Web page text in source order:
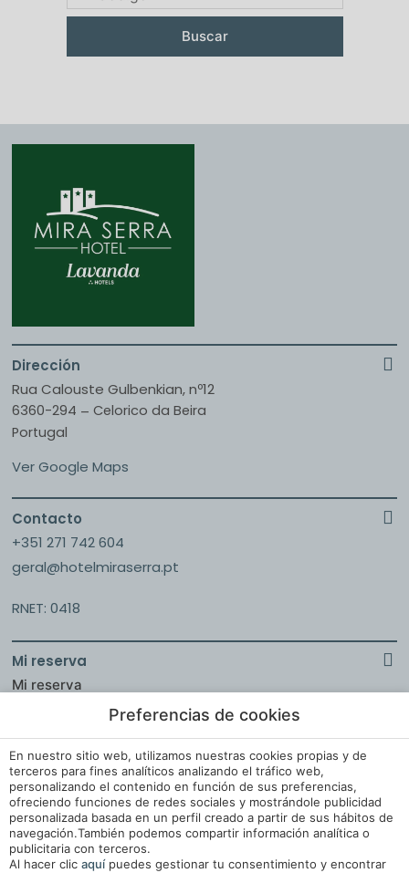
Buscar
Dirección
Rua Calouste Gulbenkian, nº12
6360-294 –Celorico da Beira
Portugal
Ver Google Maps
Contacto
+351 271 742 604
geral@hotelmiraserra.pt
RNET: 0418
Mi reserva
Mi reserva
Aviso Legal
Política de Cookies
Configuración de Cookies
Libro de Reclamaciones
Preferencias de cookies
En nuestro sitio web, utilizamos nuestras cookies propias y de
terceros para fines analíticos analizando el tráfico web,
personalizando el contenido en función de sus preferencias,
ofreciendo funciones de redes sociales y mostrándole publicidad
personalizada basada en un perfil creado a partir de sus hábitos de
navegación.También podemos compartir información analítica o
publicitaria con terceros.
Al hacer clic aquípuedes gestionar tu consentimiento y encontrar